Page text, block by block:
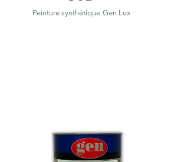
Peinture synthétique Gen Lux